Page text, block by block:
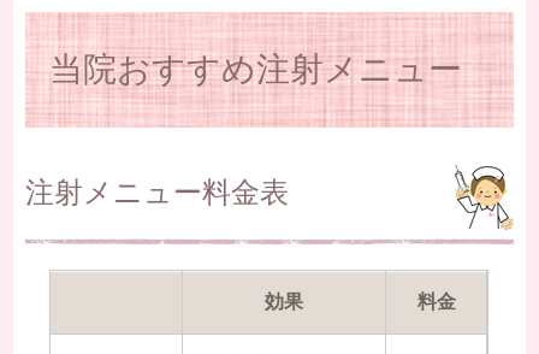
当院おすすめ注射メニュー
注射メニュー料金表
効果 料金